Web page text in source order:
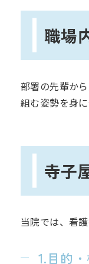
職場
部署の先輩か
組む姿勢を身
寺子
当院では、看
1.目的